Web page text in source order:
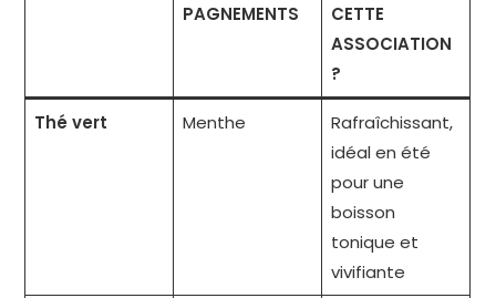
PAGNEMENTS
CETTE
ASSOCIATION
?
Thé vert Menthe
Rafraîchissant,
idéal en été
pour une
boisson
tonique et
vivifiante